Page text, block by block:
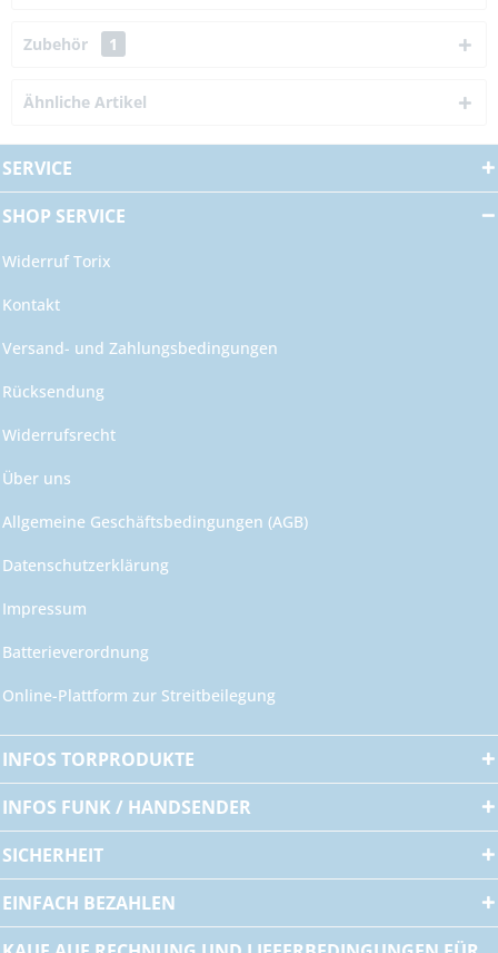
Zubehör 1
Ähnliche Artikel
SERVICE
SHOP SERVICE
Widerruf Torix
Kontakt
Versand- und Zahlungsbedingungen
Rücksendung
Widerrufsrecht
Über uns
Allgemeine Geschäftsbedingungen (AGB)
Datenschutzerklärung
Impressum
Batterieverordnung
Online-Plattform zur Streitbeilegung
INFOS TORPRODUKTE
INFOS FUNK / HANDSENDER
SICHERHEIT
EINFACH BEZAHLEN